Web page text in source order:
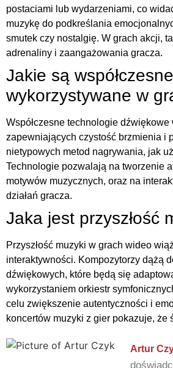
postaciami lub wydarzeniami, co
muzykę do podkreślania
smutek czy nostalgię. W grach akcji,
adrenaliny i zaangażowania gracza.
Jakie są
wykorzystywane w
Współczesne technologie
zapewniających czystość brzmienia i
nietypowych metod nagrywania, jak
Technologie pozwalają na tworzenie
motywów muzycznych, oraz na
działań gracza.
Jaka jest przyszłość
Przyszłość muzyki w grach wideo
interaktywności. Kompozytorzy dążą
dźwiękowych, które będą się
wykorzystaniem orkiestr
celu zwiększenie autentyczności i
koncertów muzyki z gier pokazuje,
Artur